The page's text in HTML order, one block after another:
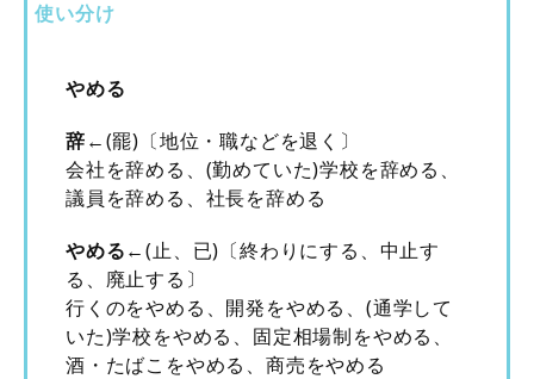
使い分け
やめる
辞←(罷)〔地位・職などを退く〕
会社を辞める、(勤めていた)学校を辞める、
議員を辞める、社長を辞める
やめる←(止、已)〔終わりにする、中止す
る、廃止する〕
行くのをやめる、開発をやめる、(通学して
いた)学校をやめる、固定相場制をやめる、
酒・たばこをやめる、商売をやめる